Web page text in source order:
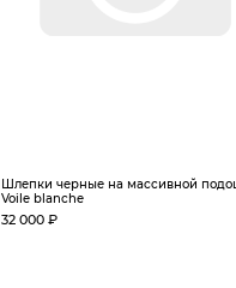
Шлепки черные на массивной
Voile blanche
32 000 ₽